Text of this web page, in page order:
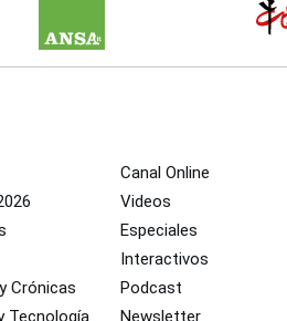
Crónicas
Tecnología
Canal Online
Videos
Especiales
Interactivos
Podcast
Newsletter